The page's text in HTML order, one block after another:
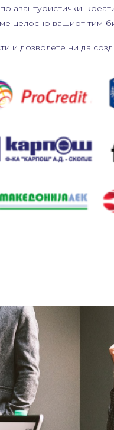
авантуристички,
целосно вашиот тим-
и дозволете ни да